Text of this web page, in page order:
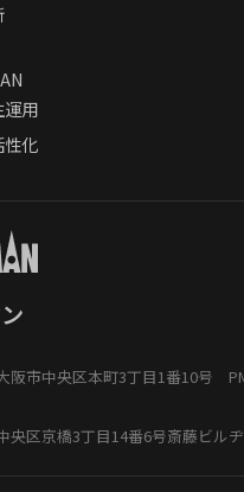
運用
性化
阪市中央区本町3丁目1番10号
央区京橋3丁目14番6号斎藤ビル